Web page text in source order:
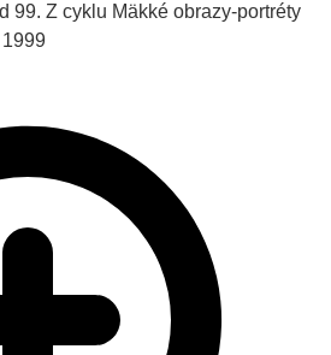
99. Z cyklu Mäkké obrazy-portréty